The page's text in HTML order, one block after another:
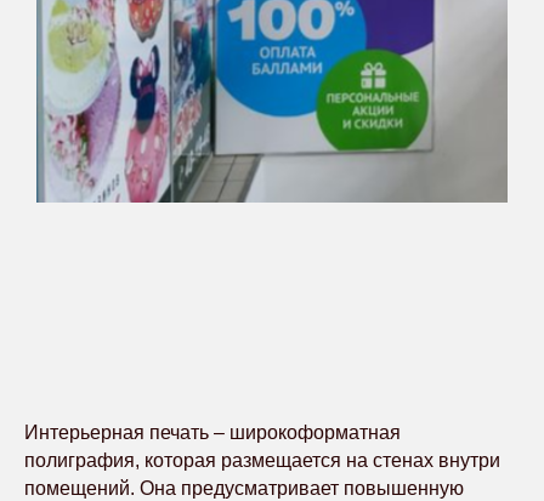
Интерьерная печать – широкоформатная
полиграфия, которая размещается на стенах внутри
помещений. Она предусматривает повышенную